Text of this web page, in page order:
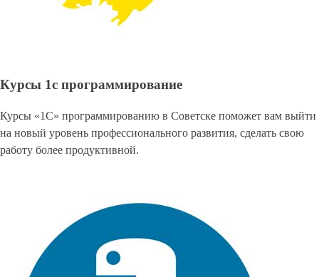
Курсы 1с программирование
Курсы «1С» программированию в Советске поможет вам выйти
на новый уровень профессионального развития, сделать свою
работу более продуктивной.